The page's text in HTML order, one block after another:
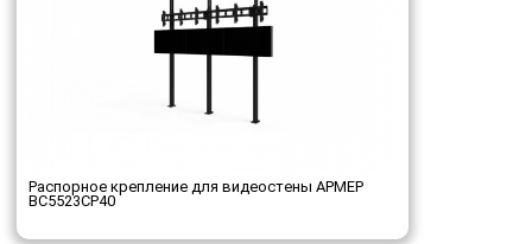
Распорное крепление для видеостены АРМЕР
ВС5523СР40